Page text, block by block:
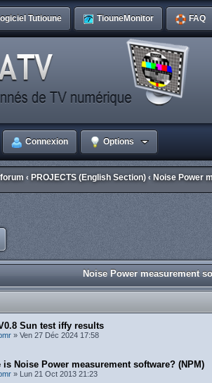
Tutioune TiouneMonitor FAQ
Connexion Options
‹ PROJECTS (English Section) ‹ Noise Power
Noise Power measurement
Sun test iffy results
» Ven 27 Déc 2024 17:58
is Noise Power measurement software? (NPM)
» Lun 21 Oct 2013 21:23